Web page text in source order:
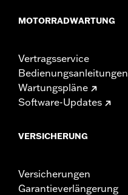
MOTORRADWARTUNG
Vertragsservice
Bedienungsanleitungen
Wartungspläne
Software-Updates
VERSICHERUNG
Versicherungen
Garantieverlängerung